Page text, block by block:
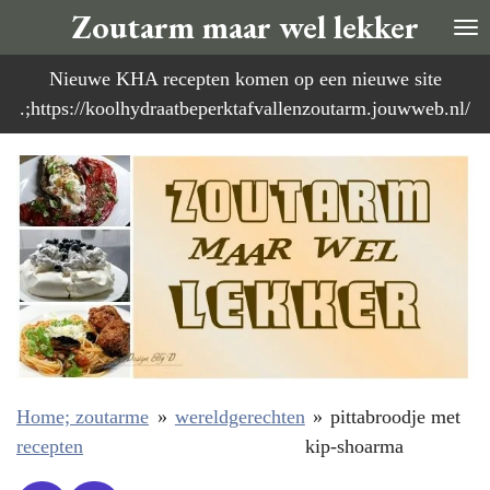
direct
naar
de
Zoutarm maar wel lekker
Nieuwe KHA recepten komen op een nieuwe site
.;https://koolhydraatbeperktafvallenzoutarm.jouwweb.nl/
Home; zoutarme
recepten
» wereldgerechten » pittabroodje met
kip-shoarma